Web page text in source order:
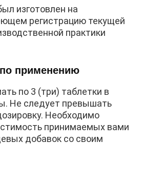
изготовлен на
регистрацию текущей
практики
применению
по 3 (три) таблетки в
Не следует превышать
Необходимо
принимаемых вами
добавок со своим